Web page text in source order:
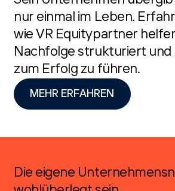
nur einmal im Leben.
wie VR Equitypartner
Nachfolge strukturiert und
zum Erfolg zu führen.
MEHR ERFAHREN
Die eigene